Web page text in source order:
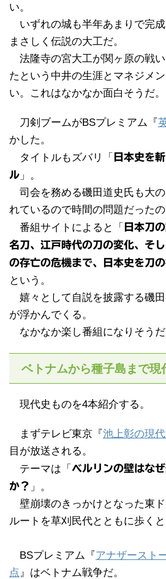
い。
いずれの城も半年あまりで完成
まさしく伝説の大工だ。
法隆寺の宮大工が関ヶ原の戦
たという中井の生涯とマネジメ
い。これはなかなか面白そうだ。
刀剣ブームがBSプレミアム『
かした。
タイトルもズバリ「 日本史を
ル 」。
司会を務める磯田道史氏も大
れているので時間の問題だったの
番組サイトによると「 日本刀
名刀、江戸時代の刀の変化、そ
の存亡の危機まで、日本史を刀
という。
嬉々として自説を披露する磯
が浮かんでくる。
なかなか楽し番組になりそうだ
ベトナムから種子島まで現
現代史ものを4本紹介する。
まずテレビ東京『池上彰の現代
目が放送される。
テーマは「 ベルリンの壁はな
か？ 」。
壁崩壊のきっかけとなった東
ルートを草刈民代とともに歩くと
BSプレミアム『アナザースト
点』はベトナム戦争だ。